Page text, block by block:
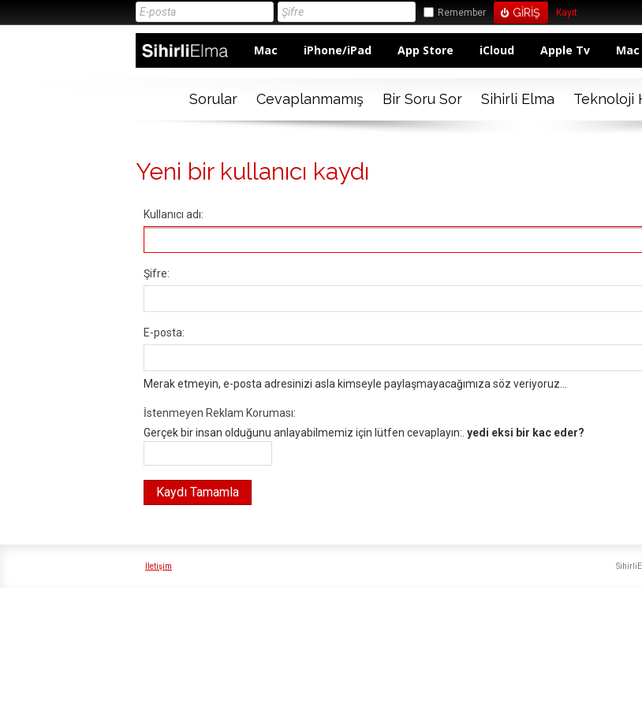
Remember Kayıt
Mac iPhone/iPad App Store iCloud Apple Tv
Sorular Cevaplanmamış Bir Soru Sor Sihirli Elma Teknoloji
Yeni bir kullanıcı kaydı
Kullanıcı adı:
Şifre:
E-posta:
Merak etmeyin, e-posta adresinizi asla kimseyle paylaşmayacağımıza söz veriyoruz...
İstenmeyen Reklam Koruması:
Gerçek bir insan olduğunu anlayabilmemiz için lütfen cevaplayın:. yedi eksi bir kac eder?
İletişim